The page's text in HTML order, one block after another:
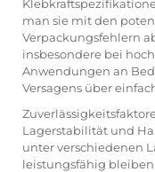
man sie mit den
Verpackungsfehlern
insbesondere bei
Anwendungen an
Versagens über
Lagerstabilität und
unter verschiedenen
leistungsfähig